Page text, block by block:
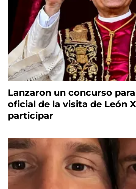
Lanzaron un concurso
oficial de la visita de León
participar